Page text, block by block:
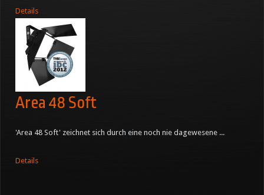
Details
Area 48 Soft
'Area 48 Soft' zeichnet sich durch eine noch nie dagewesene ...
Details